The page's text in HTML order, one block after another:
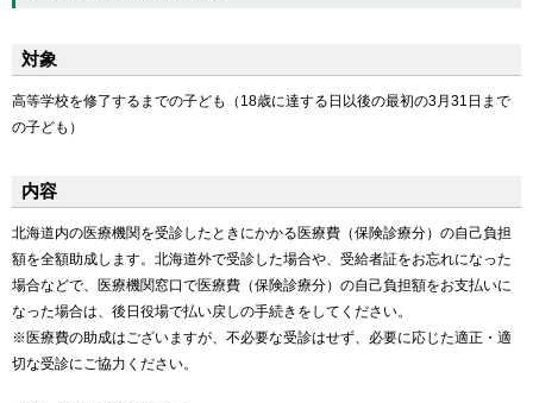
対象
高等学校を修了するまでの子ども（18歳に達する日以後の最初の3月31日まで
の子ども）
内容
北海道内の医療機関を受診したときにかかる医療費（保険診療分）の自己負担
額を全額助成します。北海道外で受診した場合や、受給者証をお忘れになった
場合などで、医療機関窓口で医療費（保険診療分）の自己負担額をお支払いに
なった場合は、後日役場で払い戻しの手続きをしてください。
※医療費の助成はございますが、不必要な受診はせず、必要に応じた適正・適
切な受診にご協力ください。